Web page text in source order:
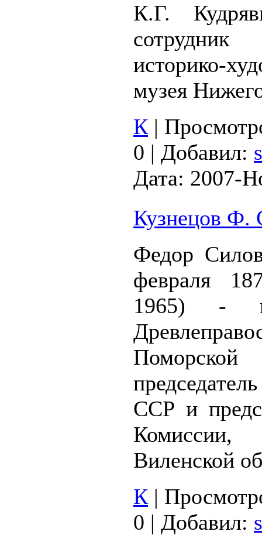
К.Г.
историко-
музея
К |
0 | Добавил:
Дата: 2007-
Кузнецов Ф.
Федор
февраля
1965) -
ССР и
Виленской
К |
0 | Добавил: